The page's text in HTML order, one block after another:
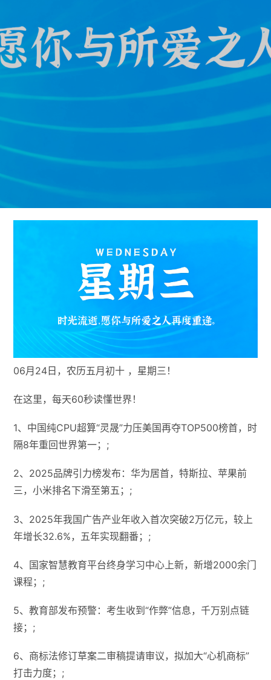
06月24日，农历五月初十 ，星期三！
在这里，每天60秒读懂世界！
1、中国纯CPU超算“灵晟”力压美国再夺TOP500榜首，时
隔8年重回世界第一；;
2、2025品牌引力榜发布：华为居首，特斯拉、苹果前
三，小米排名下滑至第五；;
3、2025年我国广告产业年收入首次突破2万亿元，较上
年增长32.6%，五年实现翻番；;
4、国家智慧教育平台终身学习中心上新，新增2000余门
课程；;
5、教育部发布预警：考生收到“作弊”信息，千万别点链
接；;
6、商标法修订草案二审稿提请审议，拟加大“心机商标”
打击力度；;